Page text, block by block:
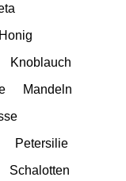
Honig
Knoblauch
Mandeln
Petersilie
Schalotten